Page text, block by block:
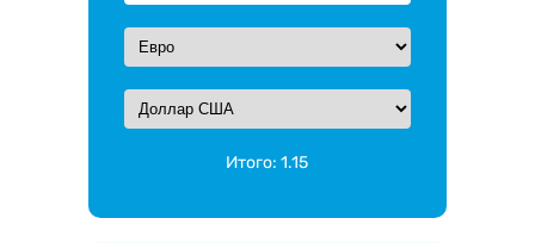
Итого:1.15